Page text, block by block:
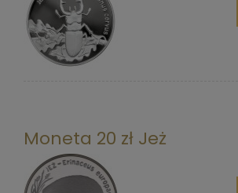
Moneta 20 zł Jeż